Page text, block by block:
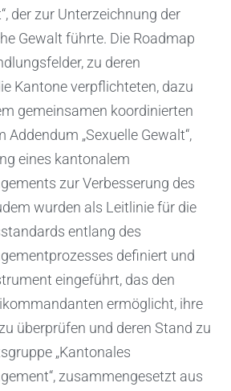
der zur Unterzeichnung der
Gewalt führte. Die Roadmap
zu deren
Kantone verpflichteten, dazu
gemeinsamen koordinierten
Addendum „Sexuelle Gewalt“,
eines kantonalem
zur Verbesserung des
wurden als Leitliniefür die
entlang des
definiert und
eingeführt, das den
ermöglicht, ihre
überprüfen und deren Stand zu
„Kantonales
zusammengesetzt aus